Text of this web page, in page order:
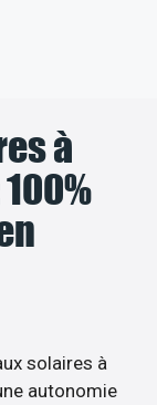
à
solaires à
autonomie